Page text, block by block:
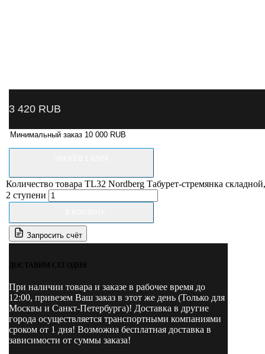
3 420 RUB
Минимальный заказ 10 000 RUB
Количество товара TL32 Nordberg Табурет-стремянка складной,
2 ступени
Запросить счёт
ДОСТАВИМ СЕГОДНЯ
При наличии товара и заказе в рабочее время до
12:00, привезем Ваш заказ в этот же день (Только для
Москвы и Санкт-Петербурга)! Доставка в другие
города осуществляется транспортными компаниями
сроком от 1 дня! Возможна бесплатная доставка в
зависимости от суммы заказа!